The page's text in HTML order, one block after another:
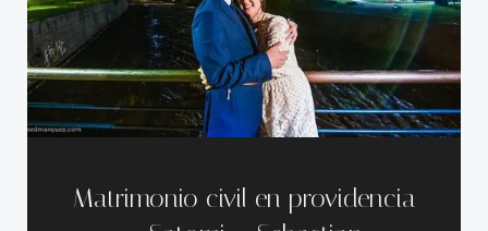
Matrimonio civil en providencia